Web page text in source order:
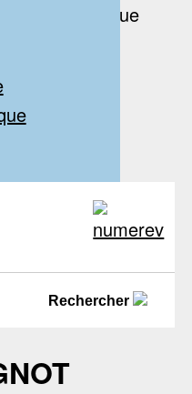
Rechercher